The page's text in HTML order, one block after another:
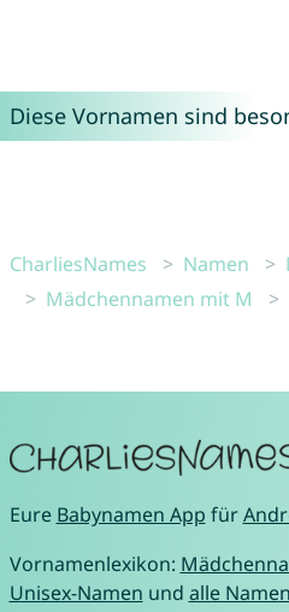
Diese Vornamen sind
CharliesNames Namen
Mädchennamen mit M
Eure Babynamen App für
Vornamenlexikon:
Unisex-Namen und alle Namen